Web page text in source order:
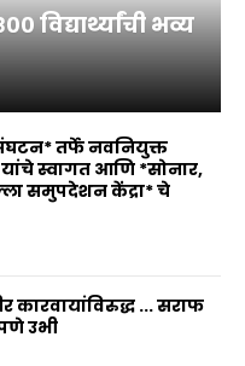
विद्यार्थ्यांची भव्य
तर्फे नवनियुक्त
यांचे स्वागत आणि *सोनार,
समुपदेशन केंद्रा* चे
कारवायांविरुद्ध ... सराफ
उभी